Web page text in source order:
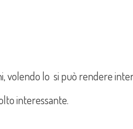
volendo lo si può rendere
interessante.